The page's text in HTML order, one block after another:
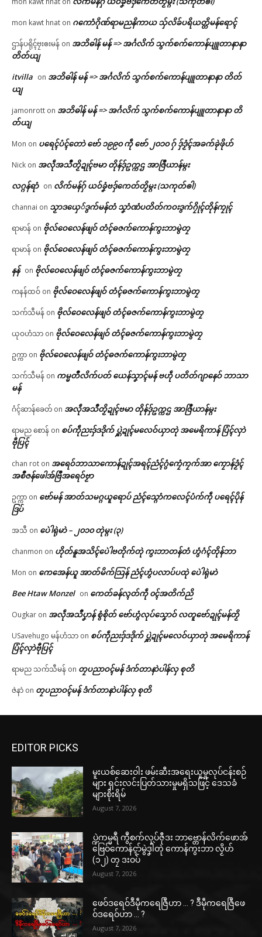
mon kawt hnat on ဂကောံဂိုဏ်ရာမညနိကာယ သှ်လိခ်ပရိယတ္တိမန်ရောၚ်
ဌာန်ပရိုၚ်ဗၠးၜးမန် on အဘိဓါန် မန် => အၚ်္ဂလိက် သွက်စက်ကောန်ပျူတာနာနာ
တိတ်ယျ
itvilla on အဘိဓါန် မန် => အၚ်္ဂလိက် သွက်စက်ကောန်ပျူတာနာနာ တိတ်
ယျ
jamonrott on အဘိဓါန် မန် => အၚ်္ဂလိက် သွက်စက်ကောန်ပျူတာနာနာ တိ
တ်ယျ
Mon on ပရေၚ်ပံၚ်တောဲ ဗော် ၁၉၉၀ ကဵု ဗော် ၂၀၁၀ ဂှ် ဒှ်ဒၟံၚ်အခက်ခုဲဖိုဟ်
Nick on အလဵုအသဳတၟိဍုၚ်ဗမာ တိုန်ဒှ်ဥက္ကဌ အာဇြဳယာန်မ္ဂး
လဂ္ဂန်ရာံ on လိက်မန်ဂှ် ယဝ်ခၞံဗဒှ်ကေတ်တၟိမ္ဂး (သကုတ်ၜါ)
channai on သၟာဒယှေ်ဒွက်မန်တံ သၞာံဏံပတိတ်ကဝးဒွက်ဂၠိုၚ်တိုန်ကၠုၚ်
ရာမာန် on ဗိုလ်ဝေလေန်ဖျဝ် တံၚ်ဓဇက်ကောန်ကွးဘာမွဲတၠ
ရာမာန် on ဗိုလ်ဝေလေန်ဖျဝ် တံၚ်ဓဇက်ကောန်ကွးဘာမွဲတၠ
နန် on ဗိုလ်ဝေလေန်ဖျဝ် တံၚ်ဓဇက်ကောန်ကွးဘာမွဲတၠ
ကနန်ထဝ် on ဗိုလ်ဝေလေန်ဖျဝ် တံၚ်ဓဇက်ကောန်ကွးဘာမွဲတၠ
သက်သီမန် on ဗိုလ်ဝေလေန်ဖျဝ် တံၚ်ဓဇက်ကောန်ကွးဘာမွဲတၠ
ယုဝဟံသာ on ဗိုလ်ဝေလေန်ဖျဝ် တံၚ်ဓဇက်ကောန်ကွးဘာမွဲတၠ
ဥက္ကာ on ဗိုလ်ဝေလေန်ဖျဝ် တံၚ်ဓဇက်ကောန်ကွးဘာမွဲတၠ
သက်သီမန် on ကမ္မတဳလိက်ပတ် ယေန်သၞာၚ်မန် ဗဟဵု ပတိတ်ဂျာနေဝ် ဘာသာ
မန်
ဂံၚ်ဆာန်ခေတ် on အလဵုအသဳတၟိဍုၚ်ဗမာ တိုန်ဒှ်ဥက္ကဌ အာဇြဳယာန်မ္ဂး
ရာမည စောန် on စပ်ကဵုညးဒှ်ဒဒိုက် ပ္ဋဲဍုၚ်မလေဝ်ယှာတုဲ အမေရိကာန် ပြံၚ်လှာဲ
ဗီုပြၚ်
chan rot on အရေဝ်ဘာသာကောန်ဍုၚ်အရၚ်ညံၚ်ဂွံကၠေံကၠက်အာ ကၠောန်ဒၟံၚ်
အစဳဇန်ဖေါအ်ဗြဳအရေဝ်ဗၟာ
ဥက္ကာ on ဗော်မန် အာတ်သမဂ္ဂယူရောပ် ညံၚ်သ္ဂောံကလေၚ်ပံက်ကဵု ပရေၚ်ပိုန်
ဒြပ်
အသီ on ပေဲါရုဲမာဲ – ၂၀၁၀ တုဲမ္ဂး (၃)
chanmon on ဟိုတ်နူအသိၚ်ပေဲါဗတိုက်တုဲ ကွးဘာတန်တံ ဟွံဂံၚ်တိုန်ဘာ
Mon on ကေအေန်ယူ အာတ်မိက်သြန် ညံၚ်ဟွံပလာပ်ပထုဲ ပေဲါရုဲမာဲ
Bee Htaw Monzel on ကေတ်ခန်လ္ၚတ်ကဵု ၀ၚ်အတိက်ညိ
Ougkar on အလဵုအသဳပၞာန် စွံစိုတ် ဗော်ဟွံလုပ်သၞောဝ် လတူဗော်ဍုၚ်မန်တၟိ
USavehugo မန်ဟံသာ on စပ်ကဵုညးဒှ်ဒဒိုက် ပ္ဋဲဍုၚ်မလေဝ်ယှာတုဲ အမေရိကာန်
ပြံၚ်လှာဲဗီုပြၚ်
ရာမည သက်သီမန် on တၠပညာဝၚ်မန် ဒံက်တာနာဲပါန်လှ စုတိ
ဇဲနာဲ on တၠပညာဝၚ်မန် ဒံက်တာနာဲပါန်လှ စုတိ
EDITOR PICKS
မူးယစ်ဆေးဝါး ဖမ်းဆီးအရေးယူမှုလုပ်ငန်းစဉ်
များ ရှင်းလင်းပြတ်သားမှုမရှိသဖြင့် ဒေသခံ
များစိုးရိမ်
August 7, 2026
ပ္ဍဲကမ္မရဳ ကွဳစက်လုပ်ဇီုဒး ဘာဗ္တောန်လိက်ဖောအ်
ဗြေဝ်ကောန်ၚာ်မွဲဒၞါဲတုဲ ကောန်ကွးဘာ လၟိဟ်
(၁၂) တၠ ဒးဝပ်
August 7, 2026
ဖေဝ်ဒရေဝ်ဒဳမဵုကရေဇြဳဟာ … ? ဒဳမဵုကရေဇြဳဖေ
ဝ်ဒရေဝ်ဟာ … ?
August 7, 2026